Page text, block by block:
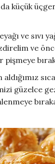
küçük
ve sıvı
ve
pişmeye
güzelce